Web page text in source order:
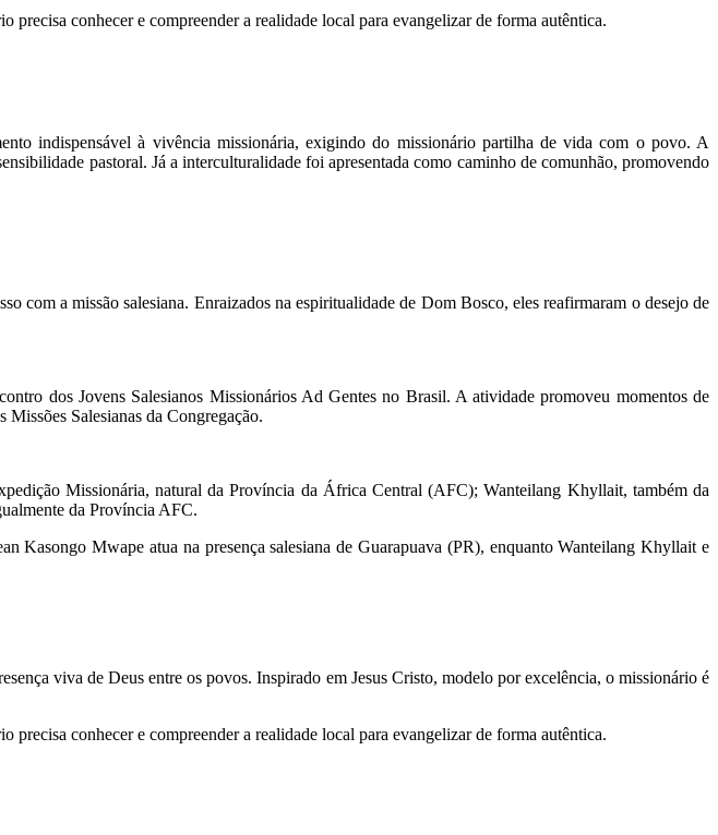
conhecer e compreender a realidade local para evangelizar de forma autêntica.
indispensável à vivência missionária, exigindo do missionário partilha de vida com o povo. A
pastoral. Já a interculturalidade foi apresentada como caminho de comunhão, promovendo
com a missão salesiana. Enraizados na espiritualidade de Dom Bosco, eles reafirmaram o desejo de
dos Jovens Salesianos Missionários Ad Gentes no Brasil. A atividade promoveu momentos de
Salesianas da Congregação.
Missionária, natural da Província da África Central (AFC); Wanteilang Khyllait, também da
da Província AFC.
Kasongo Mwape atua na presença salesiana de Guarapuava (PR), enquanto Wanteilang Khyllait e
viva de Deus entre os povos. Inspirado em Jesus Cristo, modelo por excelência, o missionário é
conhecer e compreender a realidade local para evangelizar de forma autêntica.